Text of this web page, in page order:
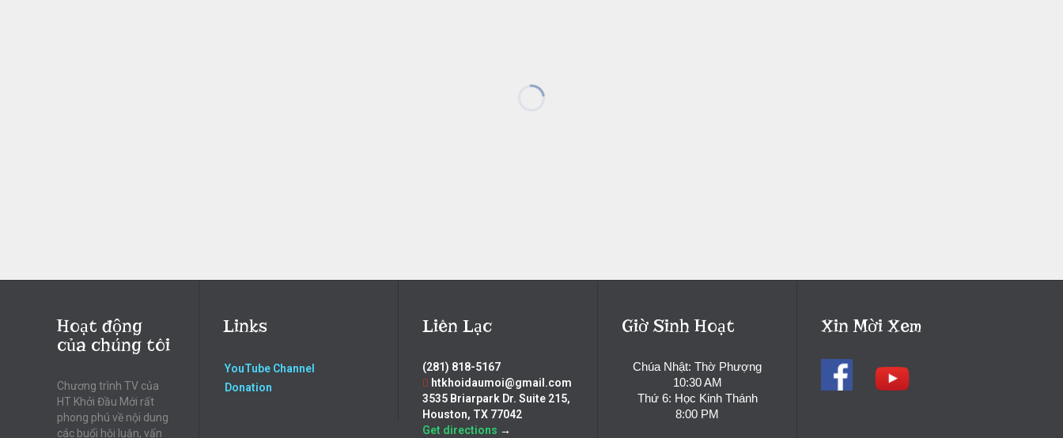
Hoạt động
của chúng tôi
Chương trình TV của
HT Khởi Đầu Mới rất
phong phú về nội dung
các buổi hội luận, vấn
Links
YouTube Channel
Donation
Liên Lạc
(281) 818-5167
htkhoidaumoi@gmail.com
3535 Briarpark Dr. Suite 215,
Houston, TX 77042
Get directions →
Giờ Sinh Hoạt
Chúa Nhật: Thờ Phượng
10:30 AM
Thứ 6: Học Kinh Thánh
8:00 PM
Xin Mời Xem